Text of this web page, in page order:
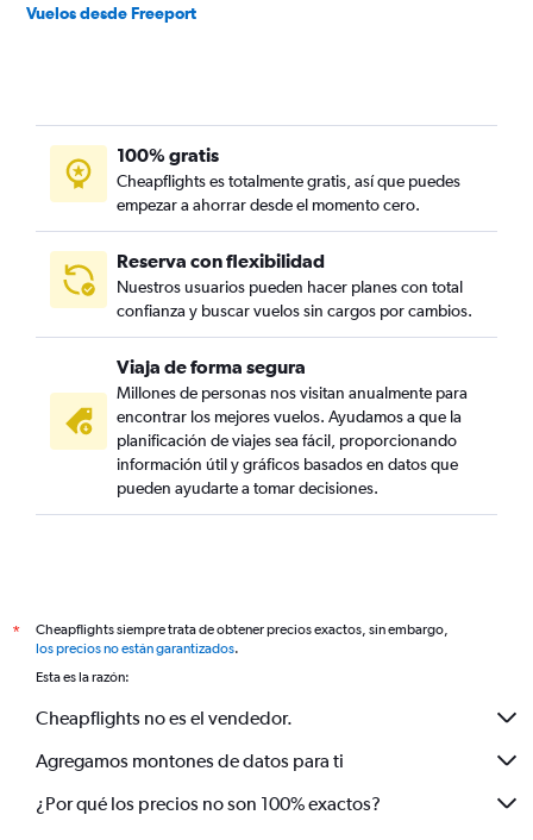
Vuelos desde Freeport
100% gratis
Cheapflights es totalmente gratis, así que puedes
empezar a ahorrar desde el momento cero.
Reserva con flexibilidad
Nuestros usuarios pueden hacer planes con total
confianza y buscar vuelos sin cargos por cambios.
Viaja de forma segura
Millones de personas nos visitan anualmente para
encontrar los mejores vuelos. Ayudamos a que la
planificación de viajes sea fácil, proporcionando
información útil y gráficos basados en datos que
pueden ayudarte a tomar decisiones.
*
Cheapflights siempre trata de obtener precios exactos, sin embargo,
los precios no están garantizados.
Esta es la razón:
Cheapflights no es el vendedor.
Agregamos montones de datos para ti
¿Por qué los precios no son 100% exactos?